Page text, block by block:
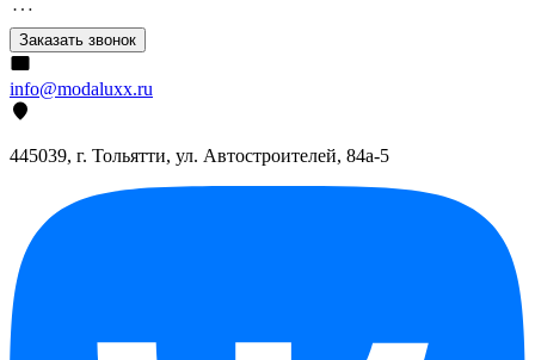
Заказать звонок
info@modaluxx.ru
445039, г. Тольятти, ул. Автостроителей, 84а-5